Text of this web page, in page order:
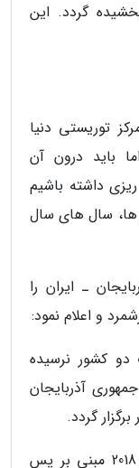
گردد. این
توریستی دنیا
باید درون آن
داشته باشیم
ها، سال های سال
ـ ایران را
دو کشور نرسیده
آذربایجان
گردد.
او درباره حواشی پیش آمده برای تبریز 2018 مبنی بر پس